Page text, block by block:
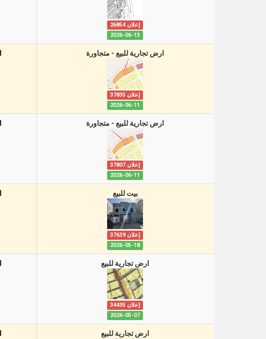
إعلان 26854
2026-06-13
ارض تجارية للبيع - متجاورة
إعلان 37835
2026-06-11
ارض تجارية للبيع - متجاورة
إعلان 37807
2026-06-11
بيت للبيع
إعلان 37639
2026-05-18
ارض تجارية للبيع
إعلان 34435
2026-05-07
ارض تجارية للبيع